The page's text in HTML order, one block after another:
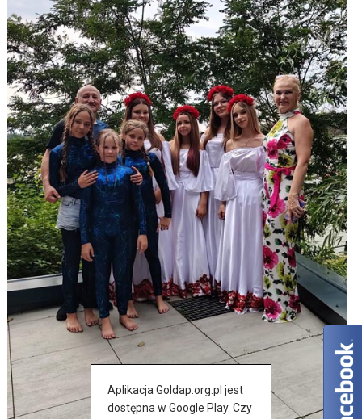
Aplikacja Goldap.org.pl jest
dostępna w Google Play. Czy